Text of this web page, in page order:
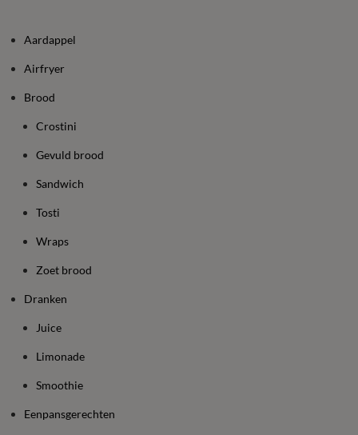
Aardappel
Airfryer
Brood
Crostini
Gevuld brood
Sandwich
Tosti
Wraps
Zoet brood
Dranken
Juice
Limonade
Smoothie
Eenpansgerechten